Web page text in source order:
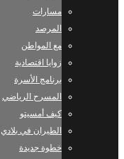
مسارات
المرصد
مع المواطن
زوايا اقتصادية
برنامج الأسرة
المسرح الرياضي
كيف أمسيتو
الطيران في بلادي
خطوة جديدة